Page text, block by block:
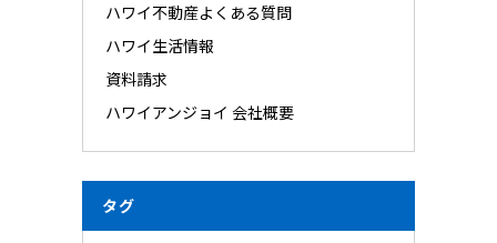
ハワイ不動産よくある質問
ハワイ生活情報
資料請求
ハワイアンジョイ 会社概要
タグ